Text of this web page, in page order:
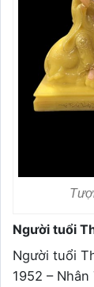
Người tuổi
Người tuổi
1952 –